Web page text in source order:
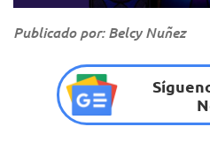
Publicado por: Belcy Nuñez